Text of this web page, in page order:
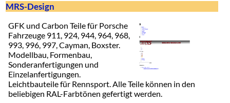
MRS-Design
GFK und Carbon Teile für Porsche
Fahrzeuge 911, 924, 944, 964, 968,
993, 996, 997, Cayman, Boxster.
Modellbau, Formenbau,
Sonderanfertigungen und
Einzelanfertigungen.
Leichtbauteile für Rennsport. Alle Teile können in den
beliebigen RAL-Farbtönen gefertigt werden.